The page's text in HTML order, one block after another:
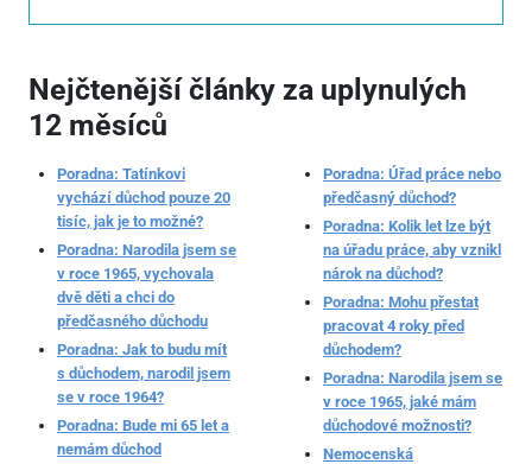
Nejčtenější články za uplynulých
12 měsíců
Poradna: Tatínkovi
vychází důchod pouze 20
tisíc, jak je to možné?
Poradna: Narodila jsem se
v roce 1965, vychovala
dvě děti a chci do
předčasného důchodu
Poradna: Jak to budu mít
s důchodem, narodil jsem
se v roce 1964?
Poradna: Bude mi 65 let a
nemám důchod
Poradna: Úřad práce nebo
předčasný důchod?
Poradna: Kolik let lze být
na úřadu práce, aby vznikl
nárok na důchod?
Poradna: Mohu přestat
pracovat 4 roky před
důchodem?
Poradna: Narodila jsem se
v roce 1965, jaké mám
důchodové možnosti?
Nemocenská